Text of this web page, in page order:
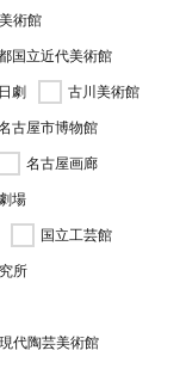
術館
国立近代美術館
劇
古川美術館
古屋市博物館
名古屋画廊
場
国立工芸館
所
代陶芸美術館